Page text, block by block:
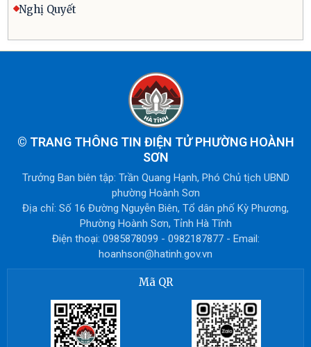
Nghị Quyết
© TRANG THÔNG TIN ĐIỆN TỬ PHƯỜNG HOÀNH
SƠN
Trưởng Ban biên tập: Trần Quang Hạnh, Phó Chủ tịch UBND
phường Hoành Sơn
Địa chỉ: Số 16 Đường Nguyễn Biên, Tổ dân phố Kỳ Phương,
Phường Hoành Sơn, Tỉnh Hà Tĩnh
Điện thoại: 0985878099 - 0982187877 - Email:
hoanhson@hatinh.gov.vn
Mã QR